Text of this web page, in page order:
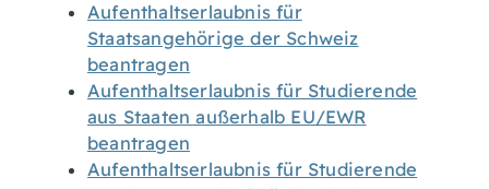
Aufenthaltserlaubnis für
Staatsangehörige der Schweiz
beantragen
Aufenthaltserlaubnis für Studierende
aus Staaten außerhalb EU/EWR
beantragen
Aufenthaltserlaubnis für Studierende